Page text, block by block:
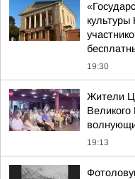
19:30
Жители
19:13